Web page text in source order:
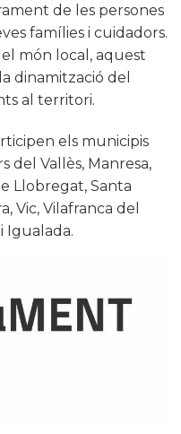
de les persones
famílies i cuidadors.
món local, aquest
dinamització del
al territori.
els municipis
del Vallès, Manresa,
Llobregat, Santa
Vic, Vilafranca del
Igualada.